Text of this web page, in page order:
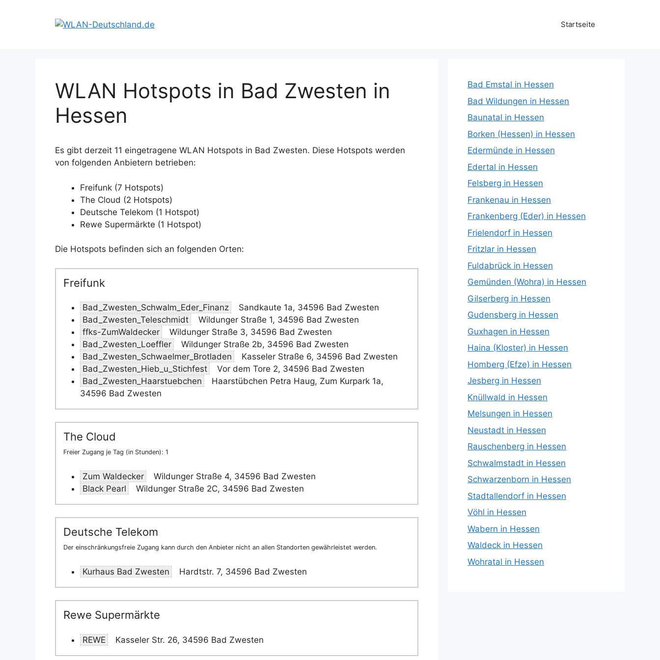
Startseite
WLAN Hotspots in Bad Zwesten in
Hessen
Es gibt derzeit 11 eingetragene WLAN Hotspots in Bad Zwesten. Diese Hotspots werden
von folgenden Anbietern betrieben:
Freifunk (7 Hotspots)
The Cloud (2 Hotspots)
Deutsche Telekom (1 Hotspot)
Rewe Supermärkte (1 Hotspot)
Die Hotspots befinden sich an folgenden Orten:
Freifunk
Bad_Zwesten_Schwalm_Eder_Finanz
Sandkaute 1a, 34596 Bad Zwesten
Bad_Zwesten_Teleschmidt
Wildunger Straße 1, 34596 Bad Zwesten
ffks-ZumWaldecker
Wildunger Straße 3, 34596 Bad Zwesten
Bad_Zwesten_Loeffler
Wildunger Straße 2b, 34596 Bad Zwesten
Bad_Zwesten_Schwaelmer_Brotladen
Kasseler Straße 6, 34596 Bad Zwesten
Bad_Zwesten_Hieb_u_Stichfest
Vor dem Tore 2, 34596 Bad Zwesten
Bad_Zwesten_Haarstuebchen
Haarstübchen Petra Haug, Zum Kurpark 1a,
34596 Bad Zwesten
The Cloud
Freier Zugang je Tag (in Stunden): 1
Zum Waldecker
Wildunger Straße 4, 34596 Bad Zwesten
Black Pearl
Wildunger Straße 2C, 34596 Bad Zwesten
Deutsche Telekom
Der einschränkungsfreie Zugang kann durch den Anbieter nicht an allen Standorten gewährleistet werden.
Kurhaus Bad Zwesten Hardtstr. 7, 34596 Bad Zwesten
Rewe Supermärkte
REWE Kasseler Str. 26, 34596 Bad Zwesten
Bad Emstal in Hessen
Bad Wildungen in Hessen
Baunatal in Hessen
Borken (Hessen) in Hessen
Edermünde in Hessen
Edertal in Hessen
Felsberg in Hessen
Frankenau in Hessen
Frankenberg (Eder) in Hessen
Frielendorf in Hessen
Fritzlar in Hessen
Fuldabrück in Hessen
Gemünden (Wohra) in Hessen
Gilserberg in Hessen
Gudensberg in Hessen
Guxhagen in Hessen
Haina (Kloster) in Hessen
Homberg (Efze) in Hessen
Jesberg in Hessen
Knüllwald in Hessen
Melsungen in Hessen
Neustadt in Hessen
Rauschenberg in Hessen
Schwalmstadt in Hessen
Schwarzenborn in Hessen
Stadtallendorf in Hessen
Vöhl in Hessen
Wabern in Hessen
Waldeck in Hessen
Wohratal in Hessen